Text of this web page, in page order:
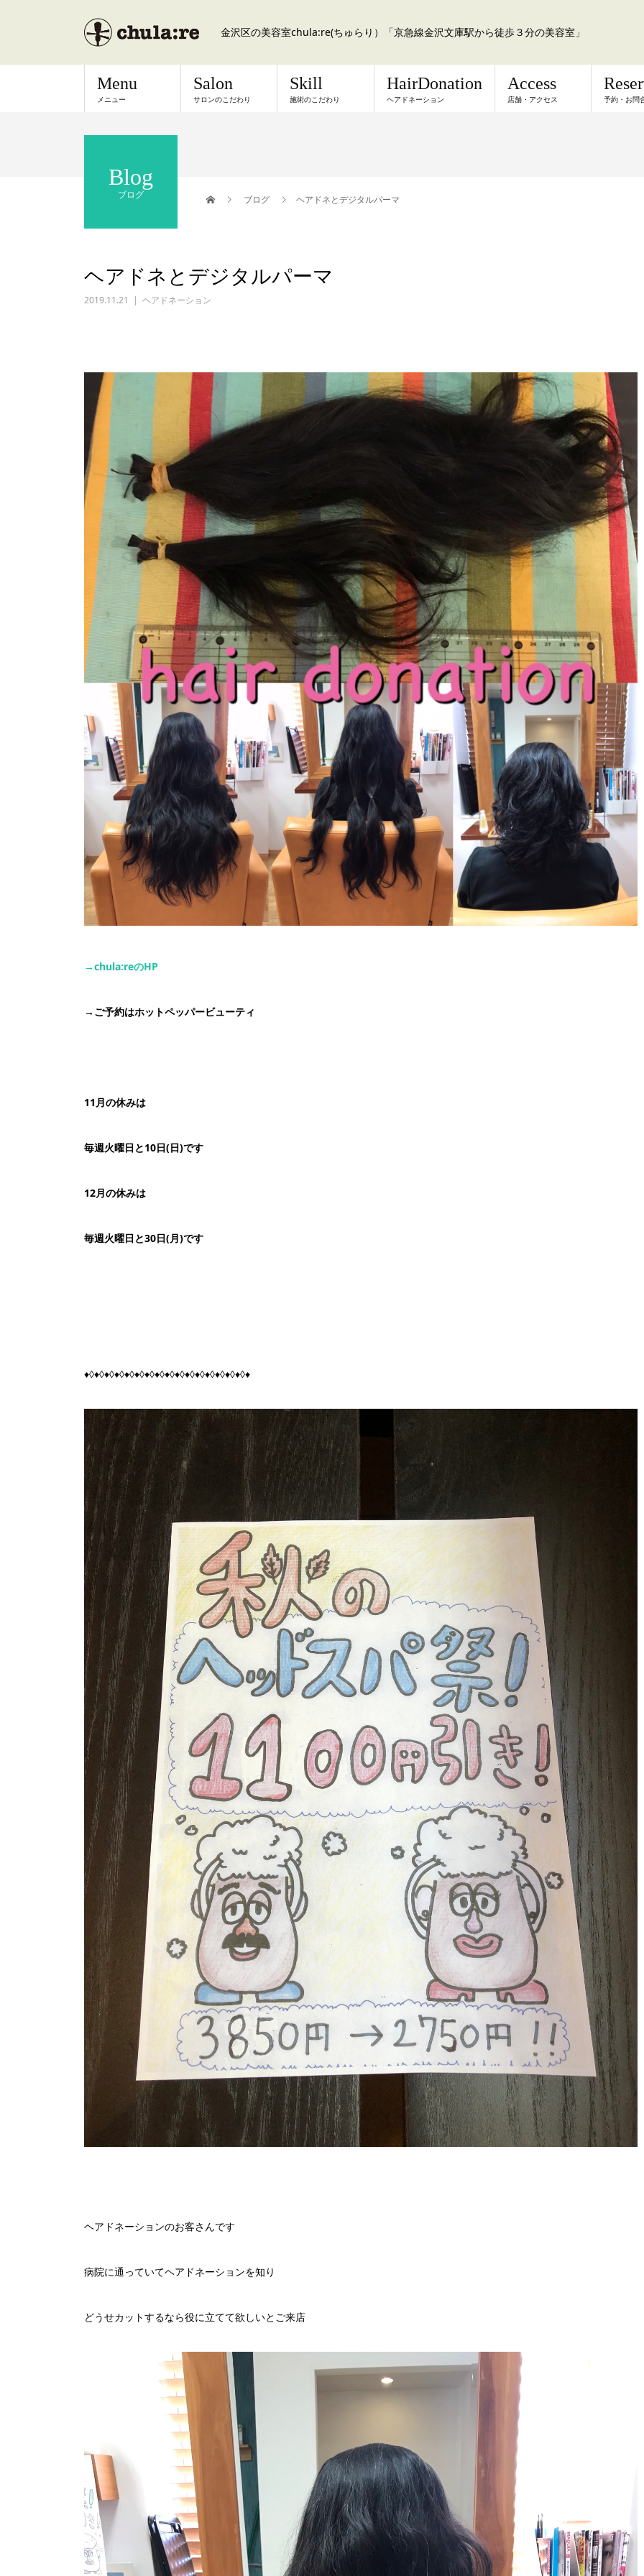
金沢区の美容室chula:re(ちゅらり）「京急線金沢文庫駅から徒歩３分の美容室」
Menu
メニュー
Salon
サロンのこだわり
Skill
施術のこだわり
HairDonation
ヘアドネーション
Access
店舗・アクセス 予約・お問
Blog
ブログ ブログ ヘアドネとデジタルパーマ
ヘアドネとデジタルパーマ
2019.11.21 ヘアドネーション
→chula:reのHP
→ ご予約はホットペッパービューティ
11月の休みは
毎週火曜日と10日(日)です
12月の休みは
毎週火曜日と30日(月)です
♦◊♦◊♦◊♦◊♦◊♦◊♦◊♦◊♦◊♦◊♦◊♦◊♦◊♦◊♦◊♦◊♦
ヘアドネーションのお客さんです
病院に通っていてヘアドネーションを知り
どうせカットするなら役に立てて欲しいとご来店